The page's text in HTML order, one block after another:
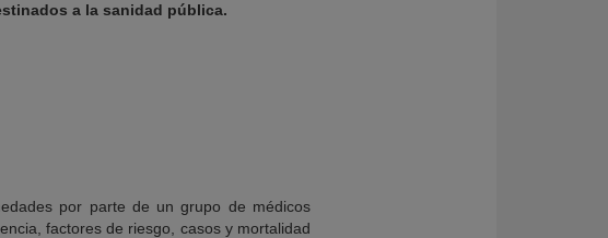
a la sanidad pública.
por parte de un grupo de médicos
factores de riesgo, casos y mortalidad